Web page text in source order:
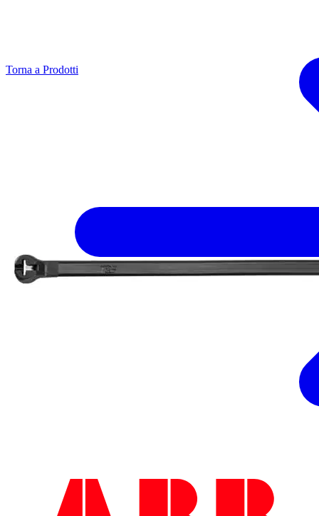
Torna a Prodotti